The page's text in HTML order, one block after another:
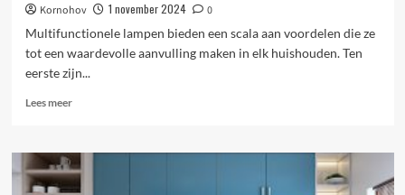
Kornohov 1 november 2024
0
Multifunctionele lampen bieden een scala aan voordelen die ze
tot een waardevolle aanvulling maken in elk huishouden. Ten
eerste zijn...
Lees meerLees
Multifunctionele
lampen: